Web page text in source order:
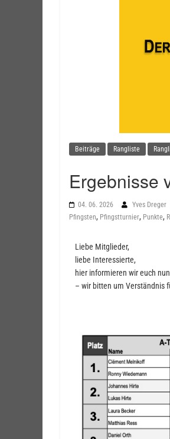
Beiträge Rangliste
Ergebnisse
04. 06. 2026 Yves Dreger
Pfingsten, Pfingstturnier, Punkte,
Liebe Mitglieder,
liebe Interessierte,
hier informieren wir euch
– wir bitten um Verständnis